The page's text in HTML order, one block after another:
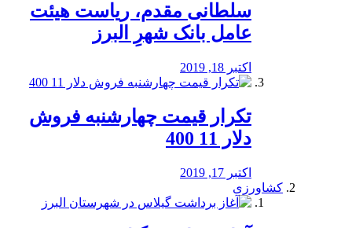
سلطانی مقدم، ریاست هیئت
عامل بانک شهرِ البرز
اکتبر 18, 2019
تکرار قیمت چهارشنبه فروش
دلار 11 400
اکتبر 17, 2019
کشاورزی